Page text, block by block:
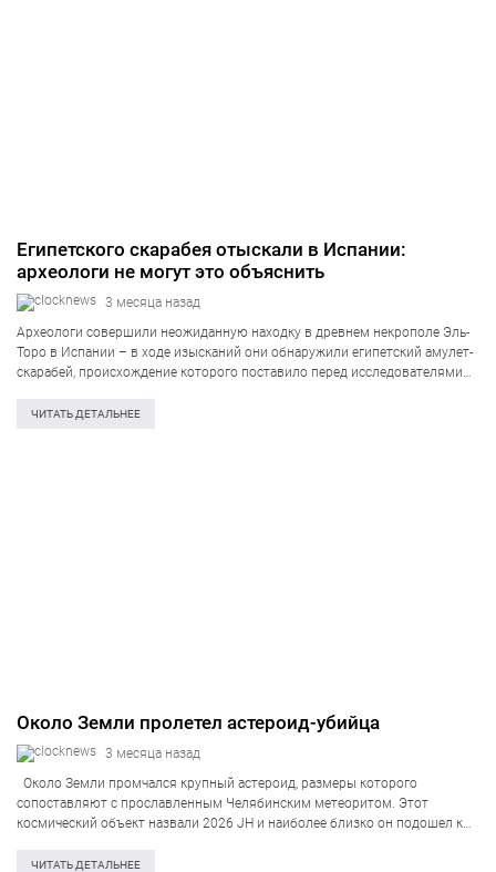
Египетского скарабея отыскали в Испании:
археологи не могут это объяснить
3 месяца назад
Археологи совершили неожиданную находку в древнем некрополе Эль-
Торо в Испании – в ходе изысканий они обнаружили египетский амулет-
скарабей, происхождение которого поставило перед исследователями
Daily Galaxy. Удивительный артефакт был найден рядом с
ЧИТАТЬ ДЕТАЛЬНЕЕ
Около Земли пролетел астероид-убийца
3 месяца назад
Около Земли промчался крупный астероид, размеры которого
сопоставляют с прославленным Челябинским метеоритом. Этот
космический объект назвали 2026 JH и наиболее близко он подошел к
астрономов, астероид прошел над Южной…
ЧИТАТЬ ДЕТАЛЬНЕЕ